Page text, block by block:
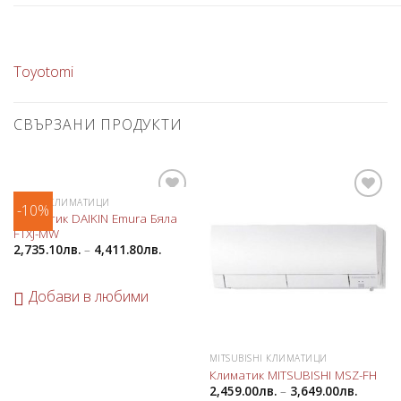
Toyotomi
СВЪРЗАНИ ПРОДУКТИ
-10%
в
DAIKIN КЛИМАТИЦИ
Климатик DAIKIN Emura Бяла
FTXJ-MW
2,735.10лв.– 4,411.80лв.
Добави в любими
в
MITSUBISHI КЛИМАТИЦИ
Климатик MITSUBISHI MSZ-FH
2,459.00лв.– 3,649.00лв.